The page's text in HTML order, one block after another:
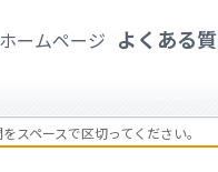
よくある
スペースで区切ってください。